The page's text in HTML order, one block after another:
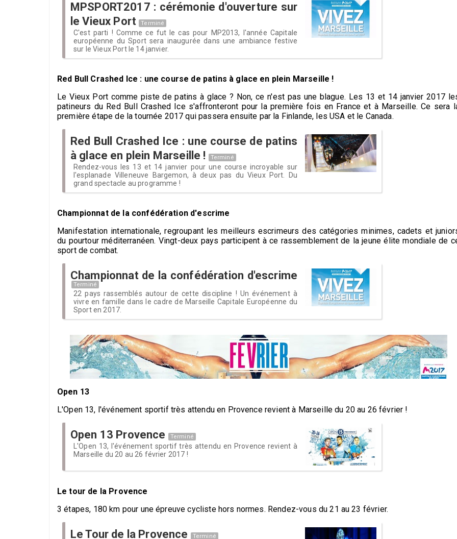
MPSPORT2017 : cérémonie d'ouverture sur
le Vieux Port
Terminé
C'est parti ! Comme ce fut le cas pour MP2013, l'année Capitale
européenne du Sport sera inaugurée dans une ambiance festive
sur le Vieux Port le 14 janvier.
Red Bull Crashed Ice : une course de patins à glace en plein Marseille !
Le Vieux Port comme piste de patins à glace ? Non, ce n'est pas une blague. Les 13 et 14 janvier 2017
patineurs du Red Bull Crashed Ice s'affronteront pour la première fois en France et à Marseille. Ce sera
première étape de la tournée 2017 qui passera ensuite par la Finlande, les USA et le Canada.
Red Bull Crashed Ice : une course de patins
à glace en plein Marseille !
Terminé
Rendez-vous les 13 et 14 janvier pour une course incroyable sur
l'esplanade Villeneuve Bargemon, à deux pas du Vieux Port. Du
grand spectacle au programme !
Championnat de la confédération d'escrime
Manifestation internationale, regroupant les meilleurs escrimeurs des catégories minimes, cadets et
du pourtour méditerranéen. Vingt-deux pays participent à ce rassemblement de la jeune élite mondiale de
sport de combat.
Championnat de la confédération d'escrime
Terminé
22 pays rassemblés autour de cette discipline ! Un événement à
vivre en famille dans le cadre de Marseille Capitale Européenne du
Sport en 2017.
Open 13
L'Open 13, l'événement sportif très attendu en Provence revient à Marseille du 20 au 26 février !
Open 13 Provence Terminé
L'Open 13, l'événement sportif très attendu en Provence revient à
Marseille du 20 au 26 février 2017 !
Le tour de la Provence
3 étapes, 180 km pour une épreuve cycliste hors normes. Rendez-vous du 21 au 23 février.
Le Tour de la Provence Terminé